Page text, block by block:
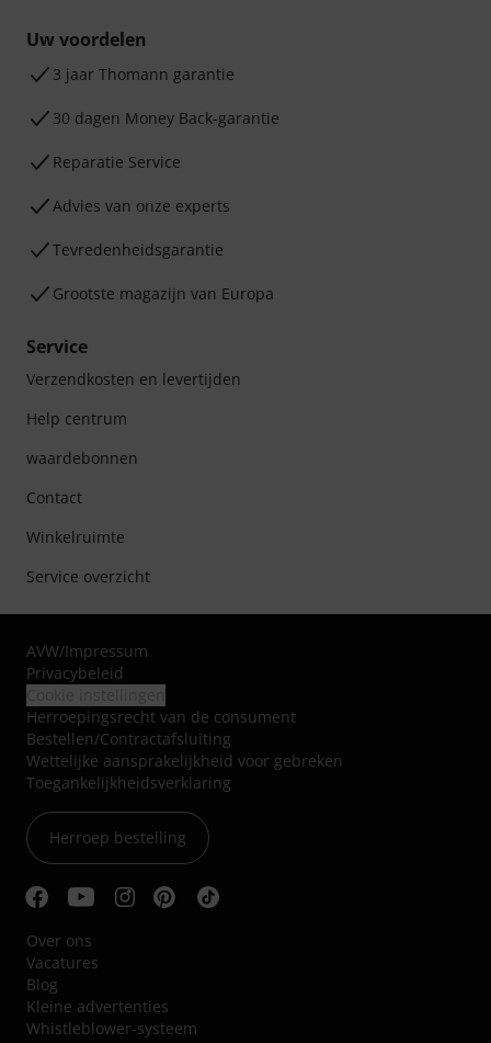
Uw voordelen
3 jaar Thomann garantie
30 dagen Money Back-garantie
Reparatie Service
Advies van onze experts
Tevredenheidsgarantie
Grootste magazijn van Europa
Service
Verzendkosten en levertijden
Help centrum
waardebonnen
Contact
Winkelruimte
Service overzicht
AVW/Impressum
Privacybeleid
Herroepingsrecht van de consument
Bestellen/Contractafsluiting
Wettelijke aansprakelijkheid voor gebreken
Toegankelijkheidsverklaring
Herroep bestelling
Over ons
Vacatures
Blog
Kleine advertenties
Whistleblower-systeem